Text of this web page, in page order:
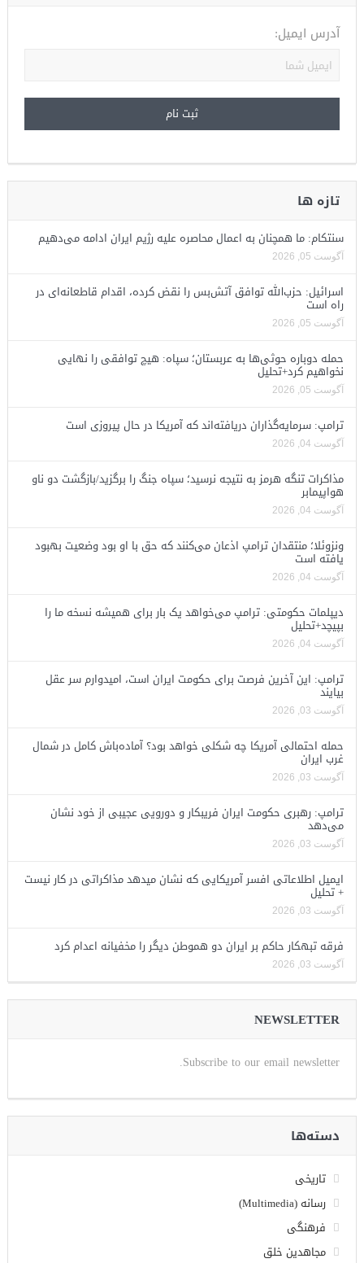
آدرس ایمیل:
تازه ها
سنتکام: ما همچنان به اعمال محاصره علیه رژیم ایران ادامه می‌دهیم
آگوست 05, 2026
اسرائیل: حزب‌الله توافق آتش‌بس را نقض کرده، اقدام قاطعانه‌ای در
راه است
آگوست 05, 2026
حمله دوباره حوثی‌ها به عربستان؛ سپاه: هیچ توافقی را نهایی
نخواهیم کرد+تحلیل
آگوست 05, 2026
ترامپ: سرمایه‌گذاران دریافته‌اند که آمریکا در حال پیروزی است
آگوست 04, 2026
مذاکرات تنگه هرمز به نتیجه نرسید؛ سپاه جنگ را برگزید/بازگشت دو ناو
هواپیمابر
آگوست 04, 2026
ونزوئلا؛ منتقدان ترامپ اذعان می‌کنند که حق با او بود وضعیت بهبود
یافته است
آگوست 04, 2026
دیپلمات حکومتی: ترامپ می‌خواهد یک بار برای همیشه نسخه ما را
بپیچد+تحلیل
آگوست 04, 2026
ترامپ: این آخرین فرصت برای حکومت ایران است، امیدوارم سر عقل
بیایند
آگوست 03, 2026
حمله احتمالی آمریکا چه شکلی خواهد بود؟ آماده‌باش کامل در شمال
غرب ایران
آگوست 03, 2026
ترامپ: رهبری حکومت ایران فریبکار و دورویی عجیبی از خود نشان
می‌دهد
آگوست 03, 2026
ایمیل اطلاعاتی افسر آمریکایی که نشان میدهد مذاکراتی در کار نیست
+ تحلیل
آگوست 03, 2026
فرقه تبهکار حاکم بر ایران دو هموطن دیگر را مخفیانه اعدام کرد
آگوست 03, 2026
NEWSLETTER
Subscribe to our email newsletter.
دسته‌ها
تاریخی
رسانه (Multimedia)
فرهنگی
مجاهدین خلق